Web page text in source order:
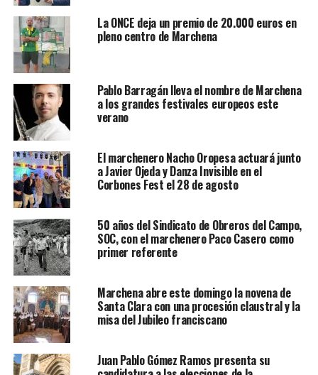
La ONCE deja un premio de 20.000 euros en
pleno centro de Marchena
Pablo Barragán lleva el nombre de Marchena
a los grandes festivales europeos este
verano
El marchenero Nacho Oropesa actuará junto
a Javier Ojeda y Danza Invisible en el
Corbones Fest el 28 de agosto
50 años del Sindicato de Obreros del Campo,
SOC, con el marchenero Paco Casero como
primer referente
Marchena abre este domingo la novena de
Santa Clara con una procesión claustral y la
misa del Jubileo franciscano
Juan Pablo Gómez Ramos presenta su